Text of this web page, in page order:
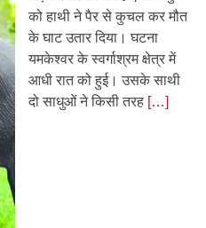
को हाथी ने पैर से कुचल कर मौत
के घाट उतार दिया। घटना
यमकेश्वर के स्वर्गाश्रम क्षेत्र में
आधी रात को हुई। उसके साथी
दो साधुओं ने किसी तरह […]